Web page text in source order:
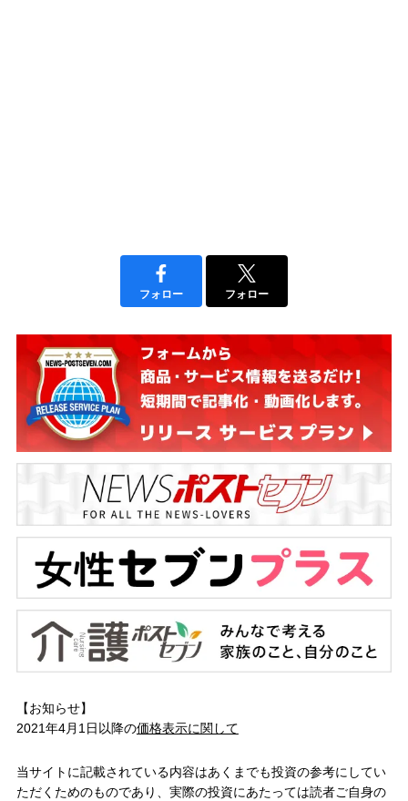
フォロー フォロー
【お知らせ】
2021年4月1日以降の価格表示に関して
当サイトに記載されている内容はあくまでも投資の参考にしてい
ただくためのものであり、実際の投資にあたっては読者ご自身の